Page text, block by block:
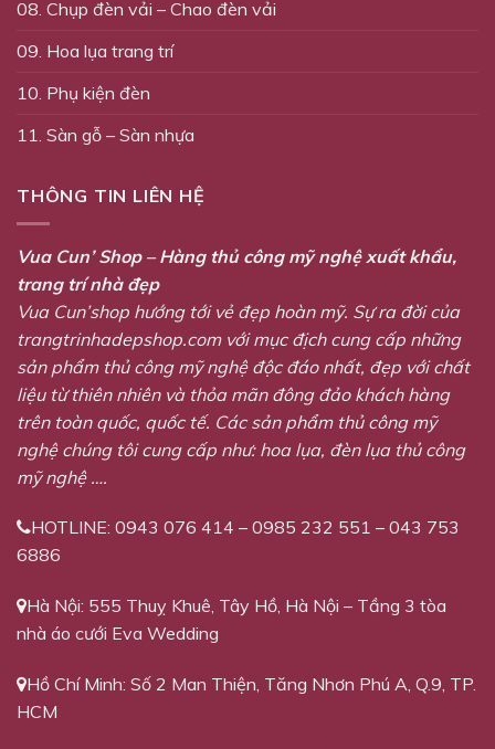
08. Chụp đèn vải – Chao đèn vải
09. Hoa lụa trang trí
10. Phụ kiện đèn
11. Sàn gỗ – Sàn nhựa
THÔNG TIN LIÊN HỆ
Vua Cun’ Shop – Hàng thủ công mỹ nghệ xuất khẩu,
trang trí nhà đẹp
Vua Cun’shop hướng tới vẻ đẹp hoàn mỹ. Sự ra đời của
trangtrinhadepshop.com với mục địch cung cấp những
sản phẩm thủ công mỹ nghệ độc đáo nhất, đẹp với chất
liệu từ thiên nhiên và thỏa mãn đông đảo khách hàng
trên toàn quốc, quốc tế. Các sản phẩm thủ công mỹ
nghệ chúng tôi cung cấp như: hoa lụa, đèn lụa thủ công
mỹ nghệ ….
HOTLINE: 0943 076 414 – 0985 232 551 – 043 753
6886
Hà Nội: 555 Thuỵ Khuê, Tây Hồ, Hà Nội – Tầng 3 tòa
nhà áo cưới Eva Wedding
Hồ Chí Minh: Số 2 Man Thiện, Tăng Nhơn Phú A, Q.9, TP.
HCM